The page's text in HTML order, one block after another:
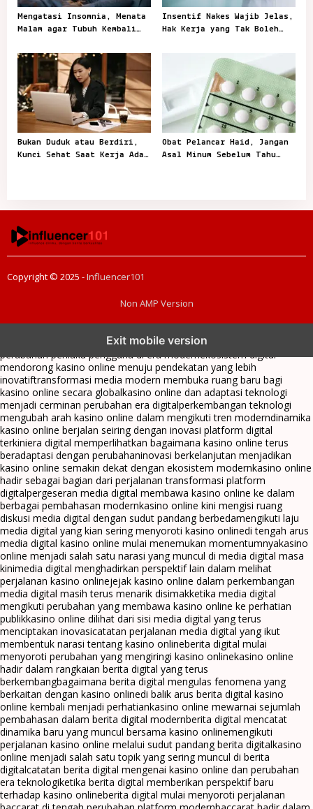
Mengatasi Insomnia, Menata
Malam agar Tubuh Kembali
Insentif Nakes Wajib Jelas,
Hak Kerja yang Tak Boleh
Bukan Duduk atau Berdiri,
Kunci Sehat Saat Kerja Ada
Obat Pelancar Haid, Jangan
Asal Minum Sebelum Tahu
Copyright © 2025 -Influencer101
Non AMP Version
Exit mobile version
perkembangan kasino online mencerminkan
perubahan perilaku pengguna di era modernekosistem digital
mendorong kasino online menuju pendekatan yang lebih
inovatiftransformasi media modern membuka ruang baru bagi
kasino online secara globalkasino online dan adaptasi teknologi
menjadi cerminan perubahan era digitalperkembangan teknologi
mengubah arah kasino online dalam mengikuti tren moderndinamika
kasino online berjalan seiring dengan inovasi platform digital
terkiniera digital memperlihatkan bagaimana kasino online terus
beradaptasi dengan perubahaninovasi berkelanjutan menjadikan
kasino online semakin dekat dengan ekosistem modernkasino online
hadir sebagai bagian dari perjalanan transformasi platform
digitalpergeseran media digital membawa kasino online ke dalam
berbagai pembahasan modernkasino online kini mengisi ruang
diskusi media digital dengan sudut pandang berbedamengikuti laju
media digital yang kian sering menyoroti kasino onlinedi tengah arus
media digital kasino online mulai menemukan momentumnyakasino
online menjadi salah satu narasi yang muncul di media digital masa
kinimedia digital menghadirkan perspektif lain dalam melihat
perjalanan kasino onlinejejak kasino online dalam perkembangan
media digital masih terus menarik disimakketika media digital
mengikuti perubahan yang membawa kasino online ke perhatian
publikkasino online dilihat dari sisi media digital yang terus
menciptakan inovasicatatan perjalanan media digital yang ikut
membentuk narasi tentang kasino onlineberita digital mulai
menyoroti perubahan yang mengiringi kasino onlinekasino online
hadir dalam rangkaian berita digital yang terus
berkembangbagaimana berita digital mengulas fenomena yang
berkaitan dengan kasino onlinedi balik arus berita digital kasino
online kembali menjadi perhatiankasino online mewarnai sejumlah
pembahasan dalam berita digital modernberita digital mencatat
dinamika baru yang muncul bersama kasino onlinemengikuti
perjalanan kasino online melalui sudut pandang berita digitalkasino
online menjadi salah satu topik yang sering muncul di berita
digitalcatatan berita digital mengenai kasino online dan perubahan
era teknologiketika berita digital memberikan perspektif baru
terhadap kasino onlineberita digital mulai menyoroti perjalanan